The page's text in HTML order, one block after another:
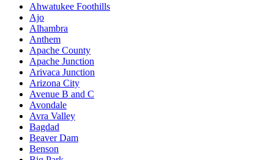
Ahwatukee Foothills
Ajo
Alhambra
Anthem
Apache County
Apache Junction
Arivaca Junction
Arizona City
Avenue B and C
Avondale
Avra Valley
Bagdad
Beaver Dam
Benson